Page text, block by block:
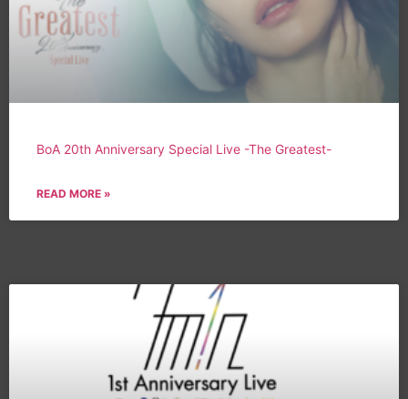
BoA 20th Anniversary Special Live -The Greatest-
READ MORE »